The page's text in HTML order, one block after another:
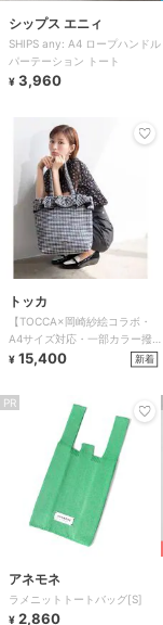
シップス エニィ
SHIPS any: A4 ロープハンドル
パーテーション トート
¥ 3,960
トッカ
【TOCCA×岡崎紗絵コラボ・
A4サイズ対応・一部カラー撥
水】COLOR OF WAVES BAG
¥ 15,400 新着
PR
アネモネ
ラメニットトートバッグ[S]
¥ 2,860